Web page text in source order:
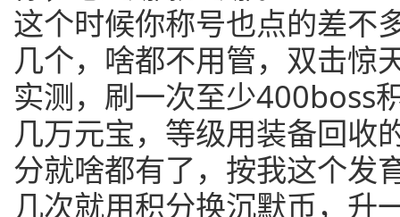
这个时候你称号也点的差不
几个，啥都不用管，双击惊
实测，刷一次至少400boss
几万元宝，等级用装备回收
分就啥都有了，按我这个发
几次就用积分换沉默币，升